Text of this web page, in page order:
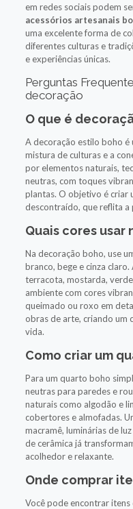
em redes sociais podem
acessórios artesanais
uma excelente forma de
diferentes culturas e
e experiências únicas.
Perguntas
decoração
O que é
A decoração estilo boho é
mistura de culturas e a
por elementos naturais,
neutras, com toques
plantas. O objetivo é criar
descontraído, que reflita a
Quais cores usar
Na decoração boho, use
branco, bege e cinza
terracota, mostarda,
ambiente com cores
queimado ou roxo em
obras de arte, criando um
vida.
Como criar um
Para um quarto boho
neutras para paredes e
naturais como algodão e
cobertores e almofadas.
macramê, luminárias de
de cerâmica já
acolhedor e relaxante.
Onde comprar
Você pode encontrar